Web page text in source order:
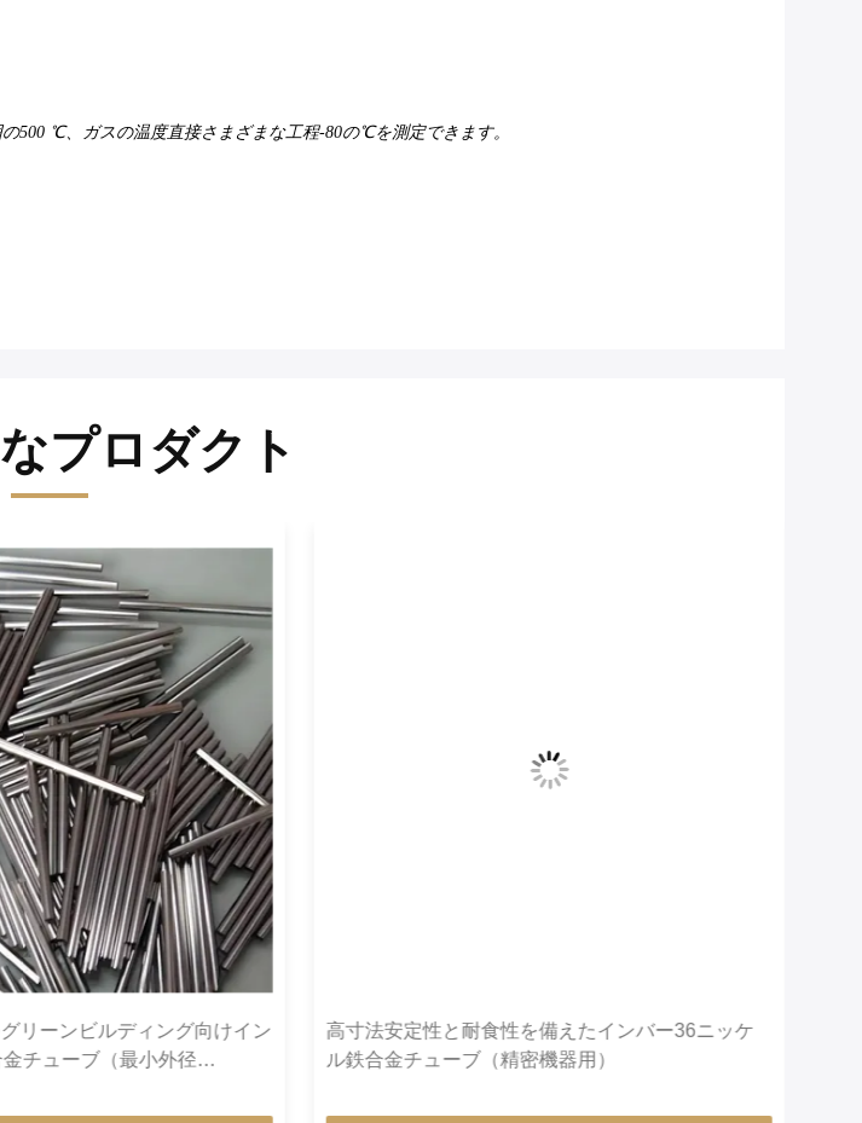
500 ℃、ガスの温度直接さまざまな工程-80の℃を測定できます。
プロダクト
リーンビルディング向けイン
チューブ（最小外径
高寸法安定性と耐食性を備えたインバー36ニッケ
ル鉄合金チューブ（精密機器用）